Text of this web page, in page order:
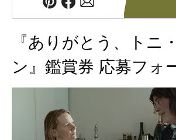
『ありがとう、トニ
ン』鑑賞券 応募フォ